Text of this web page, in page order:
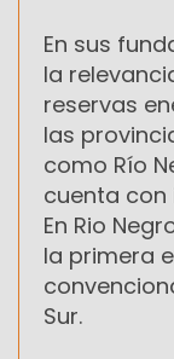
En sus
la
reservas
las
como Río
cuenta
En Rio
la primera
Sur.